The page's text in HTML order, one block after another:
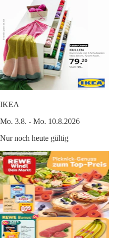
IKEA
Mo. 3.8. - Mo. 10.8.2026
Nur noch heute gültig